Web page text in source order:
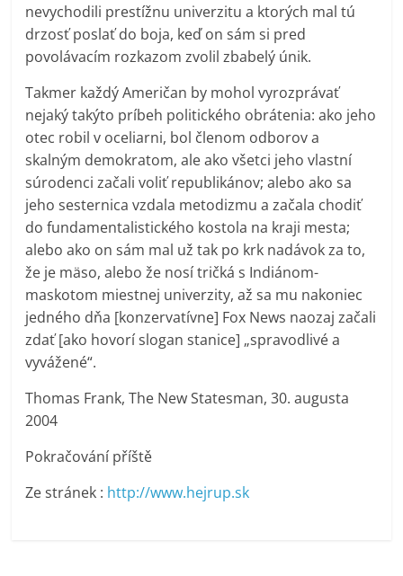
nevychodili prestížnu univerzitu a ktorých mal tú
drzosť poslať do boja, keď on sám si pred
povolávacím rozkazom zvolil zbabelý únik.
Takmer každý Američan by mohol vyrozprávať
nejaký takýto príbeh politického obrátenia: ako jeho
otec robil v oceliarni, bol členom odborov a
skalným demokratom, ale ako všetci jeho vlastní
súrodenci začali voliť republikánov; alebo ako sa
jeho sesternica vzdala metodizmu a začala chodiť
do fundamentalistického kostola na kraji mesta;
alebo ako on sám mal už tak po krk nadávok za to,
že je mäso, alebo že nosí tričká s Indiánom-
maskotom miestnej univerzity, až sa mu nakoniec
jedného dňa [konzervatívne] Fox News naozaj začali
zdať [ako hovorí slogan stanice] „spravodlivé a
vyvážené“.
Thomas Frank, The New Statesman, 30. augusta
2004
Pokračování příště
Ze stránek : http://www.hejrup.sk